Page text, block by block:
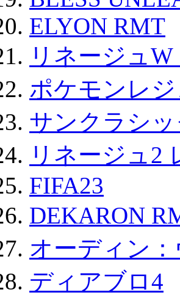
ELYON RMT
リネージュ
ポケモンレ
サンクラシッ
リネージュ2
FIFA23
DEKARON
オーディン
ディアブロ4